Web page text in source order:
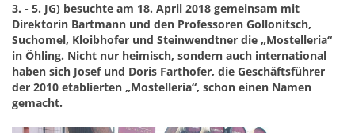
3. - 5. JG) besuchte am 18. April 2018 gemeinsam mit
Direktorin Bartmann und den Professoren Gollonitsch,
Suchomel, Kloibhofer und Steinwendtner die „Mostelleria“
in Öhling. Nicht nur heimisch, sondern auch international
haben sich Josef und Doris Farthofer, die Geschäftsführer
der 2010 etablierten „Mostelleria“, schon einen Namen
gemacht.